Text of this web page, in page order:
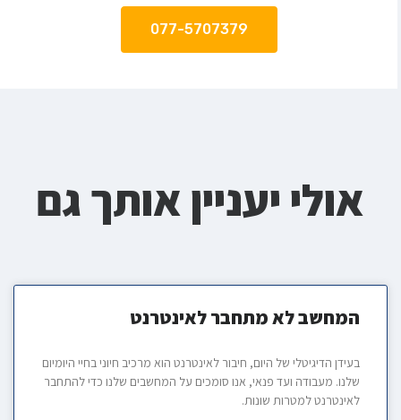
077-5707379
אולי יעניין אותך גם
המחשב לא מתחבר לאינטרנט
בעידן הדיגיטלי של היום, חיבור לאינטרנט הוא מרכיב חיוני בחיי היומיום
שלנו. מעבודה ועד פנאי, אנו סומכים על המחשבים שלנו כדי להתחבר
לאינטרנט למטרות שונות.